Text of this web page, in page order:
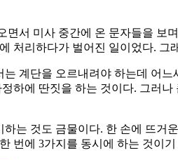
면서 미사 중간에 온 문자들을
처리하다가 벌어진 일이었다.
계단을 오르내려야 하는데 어
하에 딴짓을 하는 것이다. 그러
는 것도 금물이다. 한 손에 뜨거
번에 3가지를 동시에 하는 것이